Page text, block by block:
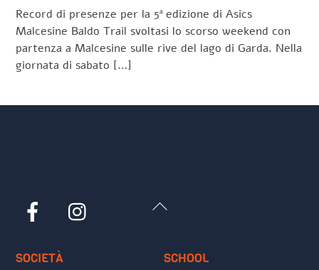
Record di presenze per la 5ª edizione di Asics
Malcesine Baldo Trail svoltasi lo scorso weekend con
partenza a Malcesine sulle rive del lago di Garda. Nella
giornata di sabato […]
Back
Facebook
SOCIETÀ SCHOOL